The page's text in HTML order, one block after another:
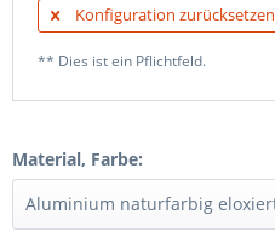
Konfiguration zurücksetzen
** Dies ist ein Pflichtfeld.
Material, Farbe: